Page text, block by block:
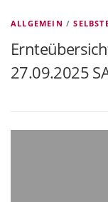
ALLGEMEIN /
27.09.2025